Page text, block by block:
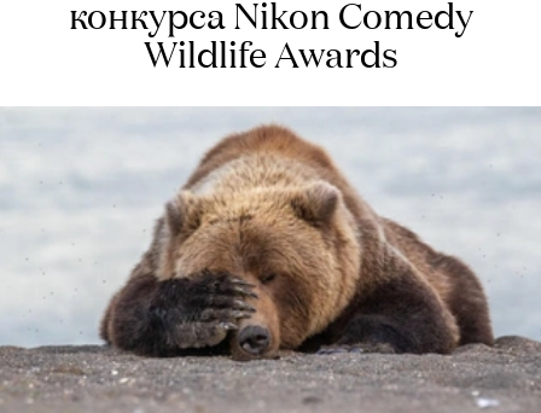
конкурса Nikon Comedy
Wildlife Awards